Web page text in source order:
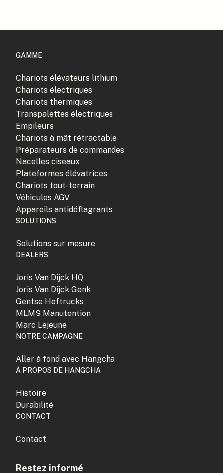
GAMME
Chariots élévateurs lithium
Chariots électriques
Chariots thermiques
Transpalettes électriques
Empileurs
Chariots à mât rétractable
Préparateurs de commandes
Nacelles ciseaux
Plateformes élévatrices
Chariots tout-terrain
Véhicules AGV
Appareils antidéflagrants
SOLUTIONS
Solutions sur mesure
DEALERS
Joris Van Dijck HQ
Joris Van Dijck Genk
Gentse Heftrucks
MLMS Manutention
Marc Lejeune
NOTRE CAMPAGNE
Aller à fond avec Hangcha
À PROPOS DE HANGCHA
Histoire
Durabilité
CONTACT
Contact
Restez informé